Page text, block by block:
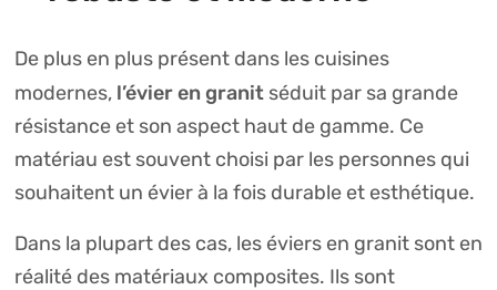
De plus en plus présent dans les cuisines
modernes, l’évier en granitséduit par sa grande
résistance et son aspect haut de gamme. Ce
matériau est souvent choisi par les personnes qui
souhaitent un évier à la fois durable et esthétique.
Dans la plupart des cas, les éviers en granit sont en
réalité des matériaux composites. Ils sont